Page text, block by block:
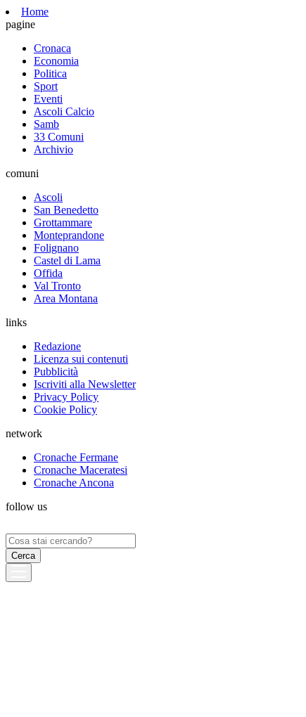
Home
pagine
Cronaca
Economia
Politica
Sport
Eventi
Ascoli Calcio
Samb
33 Comuni
Archivio
comuni
Ascoli
San Benedetto
Grottammare
Monteprandone
Folignano
Castel di Lama
Offida
Val Tronto
Area Montana
links
Redazione
Licenza sui contenuti
Pubblicità
Iscriviti alla Newsletter
Privacy Policy
Cookie Policy
network
Cronache Fermane
Cronache Maceratesi
Cronache Ancona
follow us
Ricerca
per: